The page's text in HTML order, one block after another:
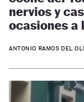
nervios y
ocasiones
ANTONIO RAMOS DEL